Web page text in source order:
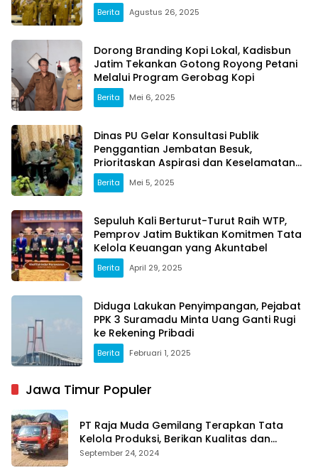
Berita Agustus 26, 2025
Dorong Branding Kopi Lokal, Kadisbun
Jatim Tekankan Gotong Royong Petani
Melalui Program Gerobag Kopi
Berita Mei 6, 2025
Dinas PU Gelar Konsultasi Publik
Penggantian Jembatan Besuk,
Prioritaskan Aspirasi dan Keselamatan
Masyarakat
Berita Mei 5, 2025
Sepuluh Kali Berturut-Turut Raih WTP,
Pemprov Jatim Buktikan Komitmen Tata
Kelola Keuangan yang Akuntabel
Berita April 29, 2025
Diduga Lakukan Penyimpangan, Pejabat
PPK 3 Suramadu Minta Uang Ganti Rugi
ke Rekening Pribadi
Berita Februari 1, 2025
Jawa Timur Populer
PT Raja Muda Gemilang Terapkan Tata
Kelola Produksi, Berikan Kualitas dan
Keselamatan Kerja Terbaik
September 24, 2024